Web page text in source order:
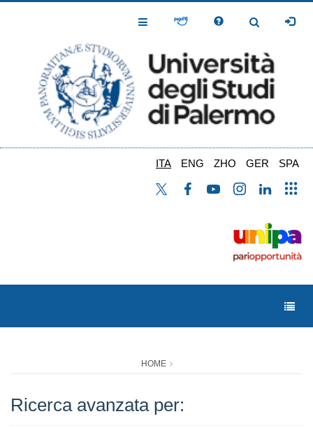
Toggle
Toggle
ITA ENG ZHO GER SPA
HOME
Ricerca avanzata per: